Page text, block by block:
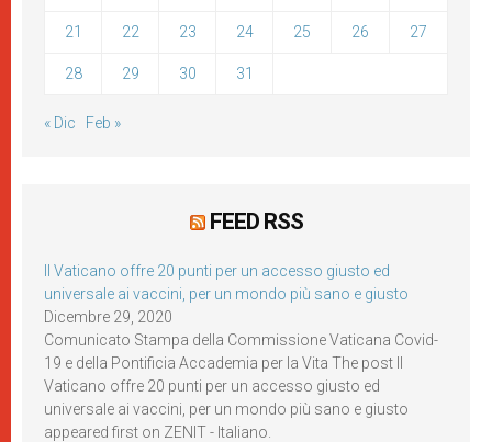
21 22 23 24 25 26 27
28 29 30 31
« Dic Feb »
FEED RSS
Il Vaticano offre 20 punti per un accesso giusto ed
universale ai vaccini, per un mondo più sano e giusto
Dicembre 29, 2020
Comunicato Stampa della Commissione Vaticana Covid-
19 e della Pontificia Accademia per la Vita The post Il
Vaticano offre 20 punti per un accesso giusto ed
universale ai vaccini, per un mondo più sano e giusto
appeared first on ZENIT - Italiano.